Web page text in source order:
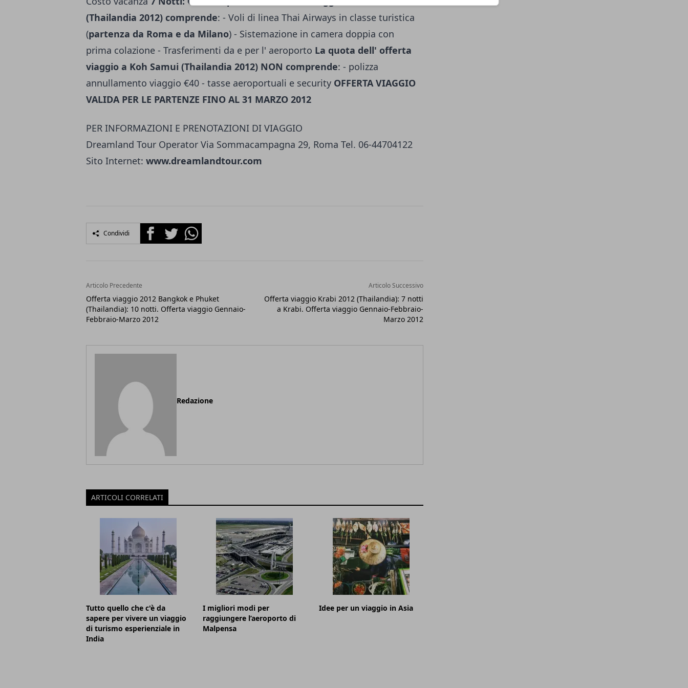
(Thailandia 2012) comprende: - Voli di linea Thai Airways in classe turistica
(partenza da Roma e da Milano) - Sistemazione in camera doppia con
prima colazione - Trasferimenti da e per l' aeroporto La quota dell' offerta
viaggio a Koh Samui (Thailandia 2012) NON comprende: - polizza
annullamento viaggio €40 - tasse aeroportuali e security OFFERTA VIAGGIO
VALIDA PER LE PARTENZE FINO AL 31 MARZO 2012
PER INFORMAZIONI E PRENOTAZIONI DI VIAGGIO
Dreamland Tour Operator Via Sommacampagna 29, Roma Tel. 06-44704122
Sito Internet: www.dreamlandtour.com
Condividi FacebookTwitterWhatsapp
Articolo Precedente
Offerta viaggio 2012 Bangkok e Phuket
(Thailandia): 10 notti. Offerta viaggio Gennaio-
Febbraio-Marzo 2012
Articolo Successivo
Offerta viaggio Krabi 2012 (Thailandia): 7 notti
a Krabi. Offerta viaggio Gennaio-Febbraio-
Marzo 2012
Redazione
ARTICOLI CORRELATI
Tutto quello che c'è da
sapere per vivere un viaggio
di turismo esperienziale in
India
I migliori modi per
raggiungere l’aeroporto di
Malpensa
Idee per un viaggio in Asia